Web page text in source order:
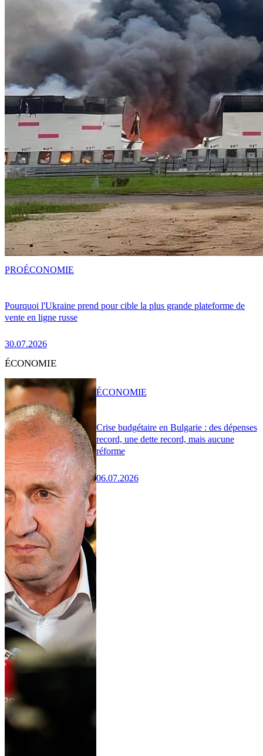
Pourquoi l'Ukraine prend pour cible la plus grande plateforme de
vente en ligne russe
30.07.2026
PROÉCONOMIE
ÉCONOMIE
Crise budgétaire en Bulgarie : des dépenses
record, une dette record, mais aucune
réforme
06.07.2026
ÉCONOMIE